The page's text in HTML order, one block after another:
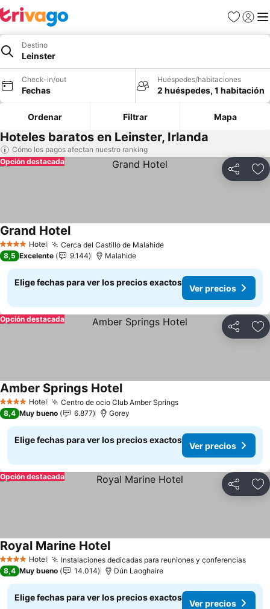
Favoritos
Iniciar
Destino
Leinster
Check-in/out
Fechas
Huéspedes/habitaciones
2 huéspedes, 1 habitación
Ordenar Filtrar Mapa
Hoteles baratos en Leinster, Irlanda
Cómo los pagos afectan nuestro ranking
Compartir
Opción destacada
4 EstrellasHotel Cerca del Castillo de MalahideVer precios
Grand HotelVer precios
8,5 Excelente 9.144 Malahide
Elige fechas para ver los precios exactos
Ver precios
Compartir
Opción destacada
4 EstrellasHotel Centro de ocio Club Amber SpringsVer precios
Amber Springs HotelVer precios
8,4 Muy bueno 6.877 Gorey
Elige fechas para ver los precios exactos
Ver precios
Compartir
Opción destacada
4 EstrellasHotel Instalaciones dedicadas para reuniones y conferenciasVer
Royal Marine HotelVer precios
8,4 Muy bueno 14.014 Dún Laoghaire
Elige fechas para ver los precios exactos
Ver precios